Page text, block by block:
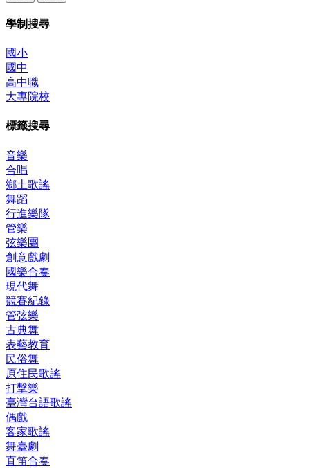
學制搜尋
國小
國中
高中職
大專院校
標籤搜尋
音樂
合唱
鄉土歌謠
舞蹈
行進樂隊
管樂
弦樂團
創意戲劇
國樂合奏
現代舞
競賽紀錄
管弦樂
古典舞
表藝教育
民俗舞
原住民歌謠
打擊樂
臺灣台語歌謠
偶戲
客家歌謠
舞臺劇
直笛合奏